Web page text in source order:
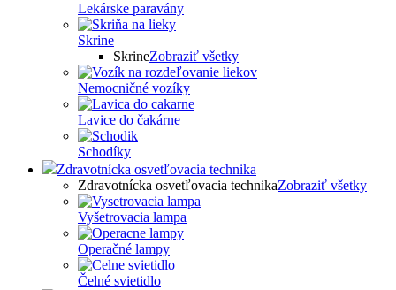
Lekárske paravány
Skrine
SkrineZobraziť všetky
Nemocničné vozíky
Lavice do čakárne
Schodíky
Zdravotnícka osvetľovacia technika
Zdravotnícka osvetľovacia technikaZobraziť všetky
Vyšetrovacia lampa
Operačné lampy
Čelné svietidlo